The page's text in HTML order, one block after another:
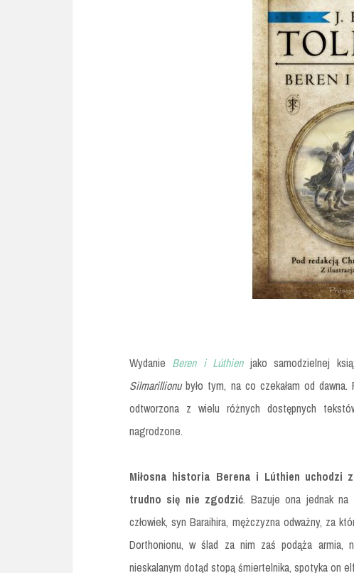
Wydanie Beren i Lúthien jako samodzielnej
Silmarillionubyło tym, na co czekałam od
odtworzona z wielu różnych dostępnych
nagrodzone.
Miłosna historia Berena i Lúthien
trudno się nie zgodzić. Bazuje ona jednak na
człowiek, syn Baraihira, mężczyzna odważny, za
Dorthonionu, w ślad za nim zaś podąża armia,
nieskalanym dotąd stopą śmiertelnika, spotyka on